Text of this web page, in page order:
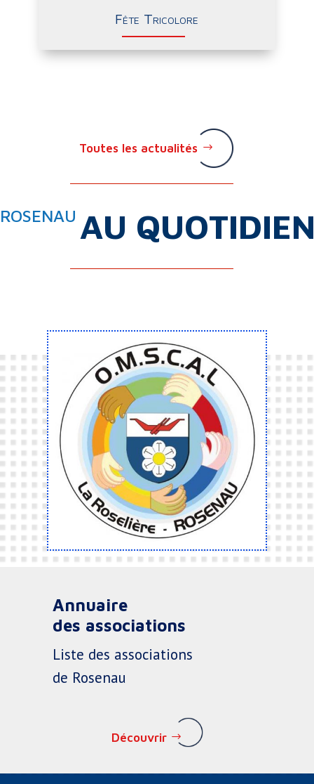
Fête Tricolore
Toutes les actualités
ROSENAU AU
Annuaire
des associations
Liste des associations
de Rosenau
Découvrir